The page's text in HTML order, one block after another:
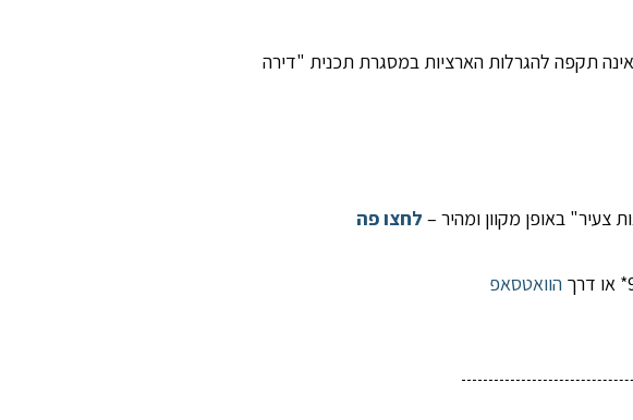
תקפה להגרלות הארציות במסגרת תכנית "דירה
באופן מקוון ומהיר – לחצו פה
הוואטסאפ